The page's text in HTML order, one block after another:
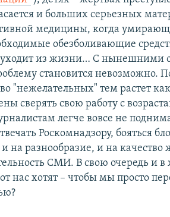
и больших серьезных
медицины, когда
обезболивающие
уходит из жизни… С нынешними
становится невозможно.
"нежелательных" тем растет
сверять свою работу с
легче вовсе не
Роскомнадзору, бояться
и на разнообразие, и на
СМИ. В свою очередь и в
нас хотят – чтобы мы просто